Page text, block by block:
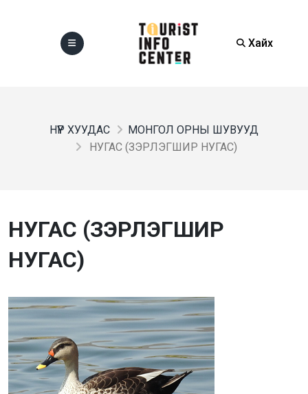
Хайх
НҮҮР ХУУДАС
МОНГОЛ ОРНЫ ШУВУУД
НУГАС (ЗЭРЛЭГШИР НУГАС)
НУГАС (ЗЭРЛЭГШИР
НУГАС)